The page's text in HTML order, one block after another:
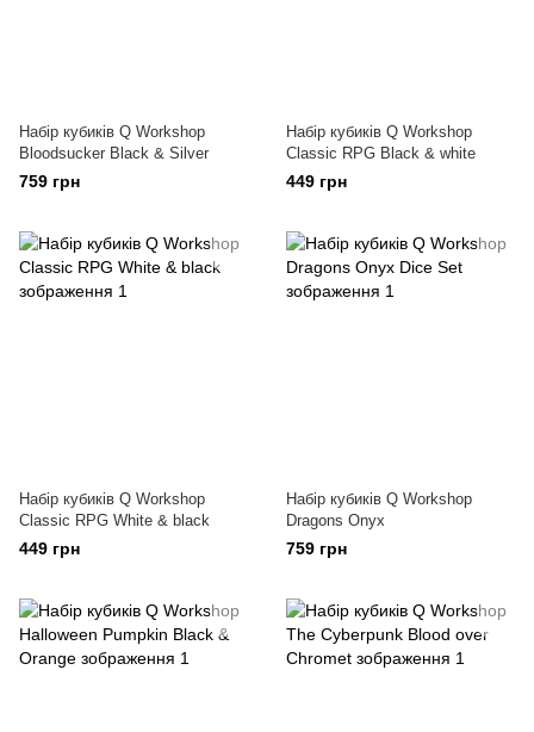
Набір кубиків Q Workshop
Bloodsucker Black & Silver
759 грн
Набір кубиків Q Workshop
Classic RPG Black & white
449 грн
Набір кубиків Q Workshop
Classic RPG White & black
449 грн
Набір кубиків Q Workshop
Dragons Onyx
759 грн